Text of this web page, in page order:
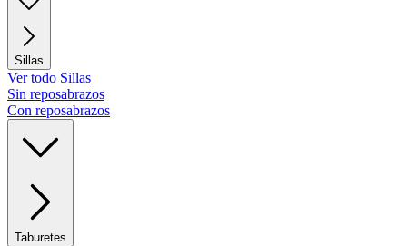
Sillas
Ver todo Sillas
Sin reposabrazos
Con reposabrazos
Taburetes